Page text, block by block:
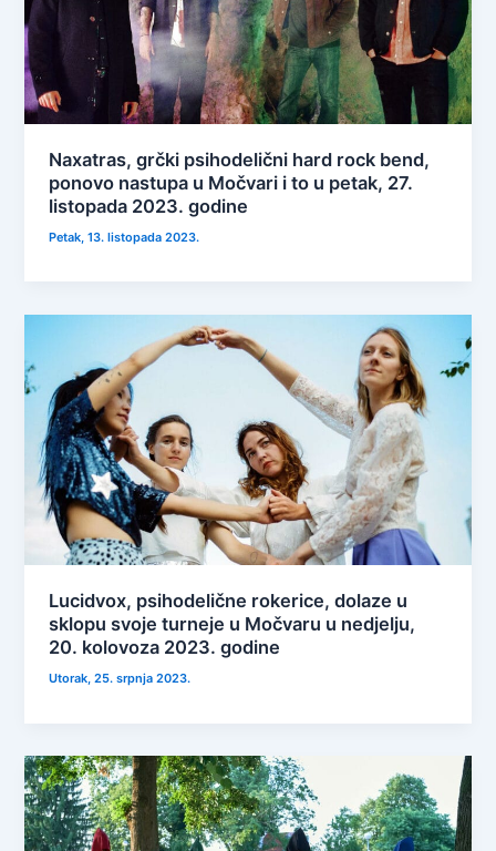
Naxatras, grčki psihodelični hard rock bend,
ponovo nastupa u Močvari i to u petak, 27.
listopada 2023. godine
Petak, 13. listopada 2023.
Lucidvox, psihodelične rokerice, dolaze u
sklopu svoje turneje u Močvaru u nedjelju,
20. kolovoza 2023. godine
Utorak, 25. srpnja 2023.